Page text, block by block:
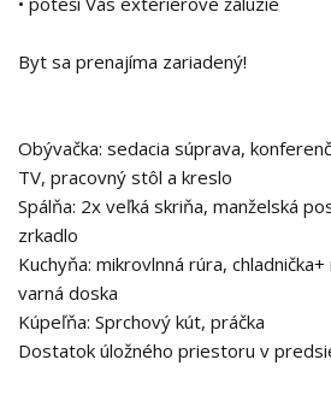
Byt sa prenajíma zariadený!
Obývačka: sedacia súprava,
TV, pracovný stôl a kreslo
Spálňa: 2x veľká skriňa, manželská
zrkadlo
Kuchyňa: mikrovlnná rúra,
varná doska
Kúpeľňa: Sprchový kút, práčka
Dostatok úložného priestoru v